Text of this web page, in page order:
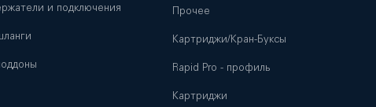
и подключения Прочее
Картриджи/Кран-Буксы
Rapid Pro - профиль
Картриджи